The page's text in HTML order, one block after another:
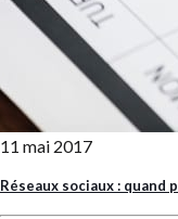
11 mai 2017
Réseaux sociaux :